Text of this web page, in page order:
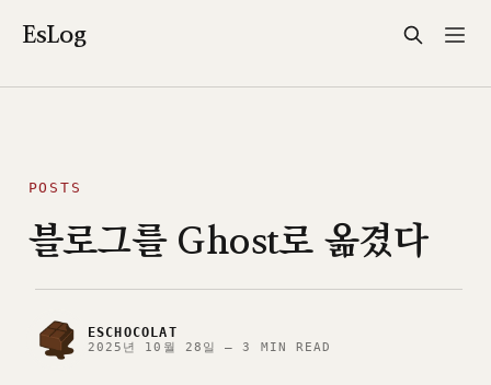
EsLog
POSTS
블로그를 Ghost로 옮겼다
ESCHOCOLAT
2025년 10월 28일 — 3 MIN READ